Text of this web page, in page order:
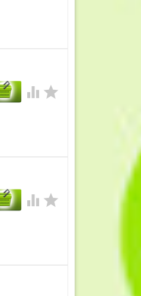
 
 